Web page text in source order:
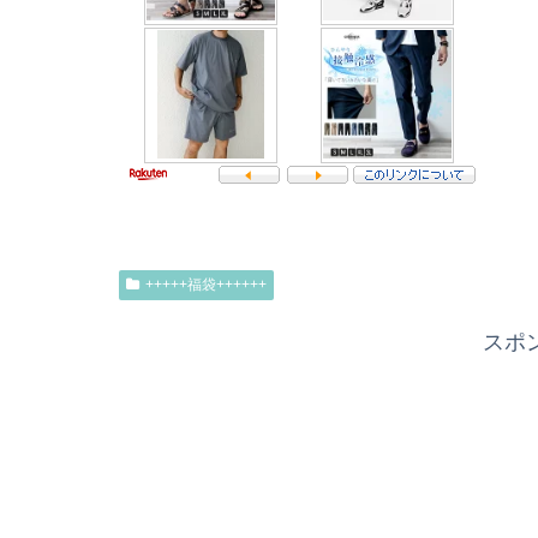
+++++福袋++++++
スポ